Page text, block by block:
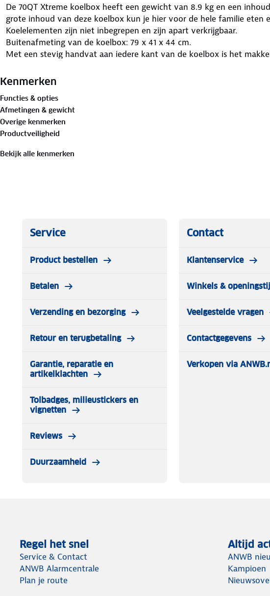
De 70QT Xtreme koelbox heeft een gewicht van 8.9 kg en een
grote inhoud van deze koelbox kun je hier voor de hele familie eten
Koelelementen zijn niet inbegrepen en zijn apart verkrijgbaar.
Buitenafmeting van de koelbox: 79 x 41 x 44 cm.
Met een stevig handvat aan iedere kant van de koelbox is het
afvoer kanaal te gebruiken.
Het deksel van de koelbox is multifunctioneel. Deze is gemaakt van
deze ook kan dienen als zitplaats met een gewicht tot 113 kg.
ook over vier bekerhouders.
De belangrijkste kenmerken van de Coleman 70QT Xtreme Koelbox op
Inhoud van 66 liter.
Kenmerken
Functies & opties
Afmetingen & gewicht
Overige kenmerken
Productveiligheid
Bekijk alle kenmerken
Service
Product bestellen
Betalen
Verzending en bezorging
Retour en terugbetaling
Garantie, reparatie en
artikelklachten
Tolbadges, milieustickers en
vignetten
Reviews
Duurzaamheid
Contact
Klantenservice
Winkels &
Veelgestelde vragen
Contactgegevens
Verkopen via
Regel het snel
Service & Contact
ANWB Alarmcentrale
Plan je route
Altijd
ANWB
Kampioen